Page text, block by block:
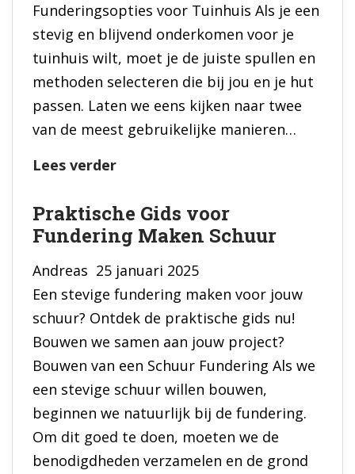
Funderingsopties voor Tuinhuis Als je een
stevig en blijvend onderkomen voor je
tuinhuis wilt, moet je de juiste spullen en
methoden selecteren die bij jou en je hut
passen. Laten we eens kijken naar twee
van de meest gebruikelijke manieren…
Lees verderZo
Je
de
Fundering
Praktische Gids voor
Fundering Maken Schuur
Andreas 25 januari 2025
Een stevige fundering maken voor jouw
schuur? Ontdek de praktische gids nu!
Bouwen we samen aan jouw project?
Bouwen van een Schuur Fundering Als we
een stevige schuur willen bouwen,
beginnen we natuurlijk bij de fundering.
Om dit goed te doen, moeten we de
benodigdheden verzamelen en de grond